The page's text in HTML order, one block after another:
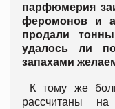
парфюмерия
феромонов и
продали
удалось ли
запахами
К тому же
рассчитаны на